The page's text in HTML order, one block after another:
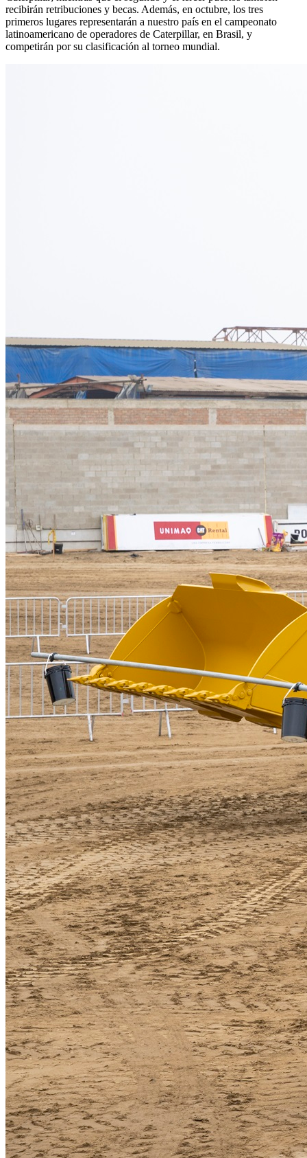
recibirán retribuciones y becas. Además, en octubre, los tres
primeros lugares representarán a nuestro país en el campeonato
latinoamericano de operadores de Caterpillar, en Brasil, y
competirán por su clasificación al torneo mundial.